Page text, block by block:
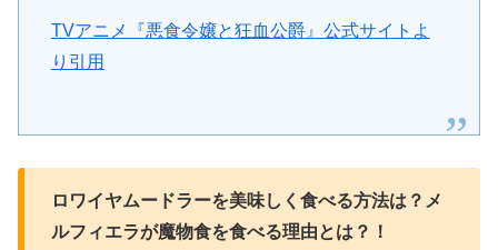
TVアニメ『悪食令嬢と狂血公爵』公式サイトよ
り引用
ロワイヤムードラーを美味しく食べる方法は？メ
ルフィエラが魔物食を食べる理由とは？！